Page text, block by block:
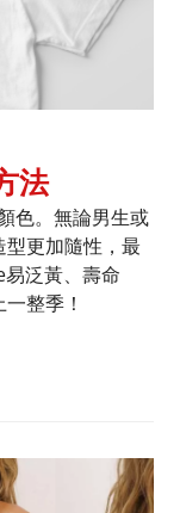
法
色。無論男生或
型更加隨性，最
泛黃、壽命
整季！
養方法